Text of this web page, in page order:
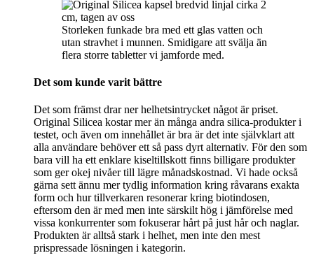
Storleken funkade bra med ett glas vatten och
utan stravhet i munnen. Smidigare att svälja än
flera storre tabletter vi jamforde med.
Det som kunde varit bättre
Det som främst drar ner helhetsintrycket något är priset.
Original Silicea kostar mer än många andra silica-produkter i
testet, och även om innehållet är bra är det inte självklart att
alla användare behöver ett så pass dyrt alternativ. För den som
bara vill ha ett enklare kiseltillskott finns billigare produkter
som ger okej nivåer till lägre månadskostnad. Vi hade också
gärna sett ännu mer tydlig information kring råvarans exakta
form och hur tillverkaren resonerar kring biotindosen,
eftersom den är med men inte särskilt hög i jämförelse med
vissa konkurrenter som fokuserar hårt på just hår och naglar.
Produkten är alltså stark i helhet, men inte den mest
prispressade lösningen i kategorin.